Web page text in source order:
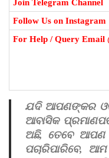
Follow Us on Instagram
For Help / Query Email
ଯଦି ଆପଣଙ୍କର
ଆବାସିକ
ଅଛି, ତେବେ ଆପଣ
ପଚାରିପାରିବେ,